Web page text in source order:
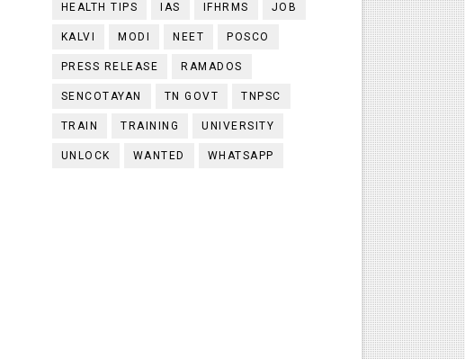
HEALTH TIPS IAS IFHRMS JOB
KALVI MODI NEET POSCO
PRESS RELEASE RAMADOS
SENCOTAYAN TN GOVT TNPSC
TRAIN TRAINING UNIVERSITY
UNLOCK WANTED WHATSAPP